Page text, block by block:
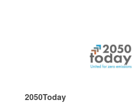
2050Today